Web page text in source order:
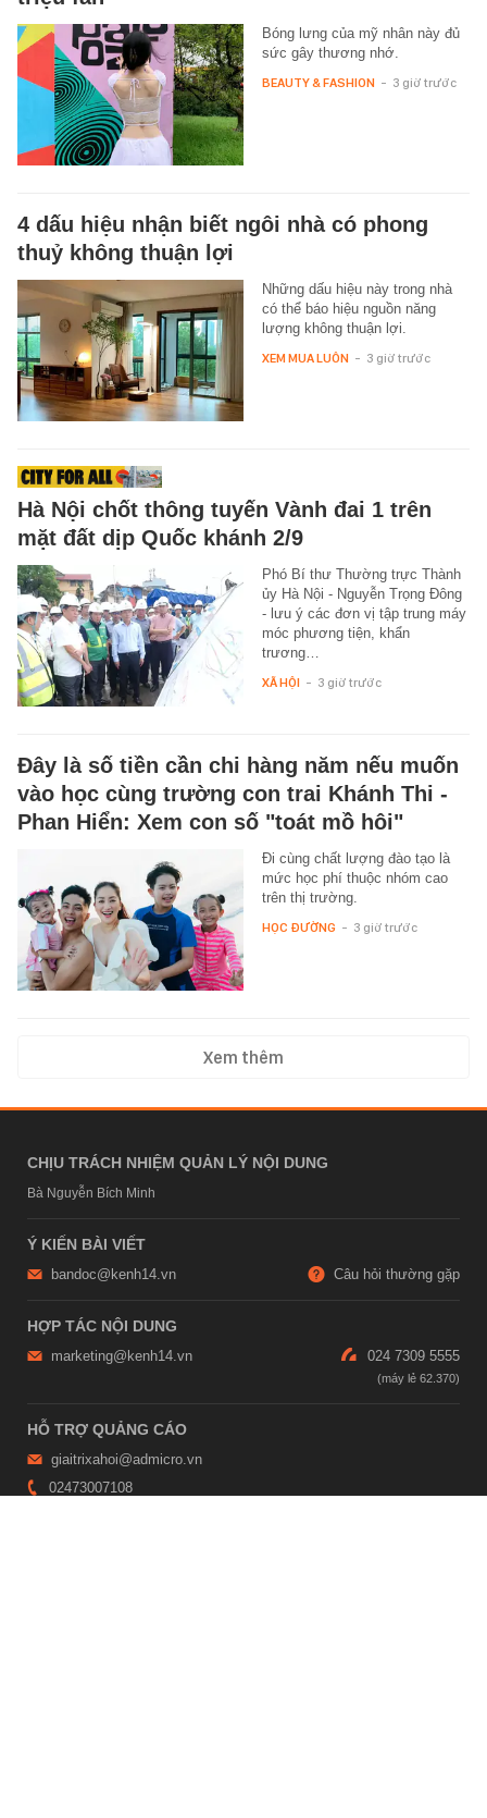
Bóng lưng của mỹ nhân này đủ
sức gây thương nhớ.
BEAUTY & FASHION - 3 giờ trước
4 dấu hiệu nhận biết ngôi nhà có phong
thuỷ không thuận lợi
Những dấu hiệu này trong nhà
có thể báo hiệu nguồn năng
lượng không thuận lợi.
XEM MUA LUÔN - 3 giờ trước
Hà Nội chốt thông tuyến Vành đai 1 trên
mặt đất dịp Quốc khánh 2/9
Phó Bí thư Thường trực Thành
ủy Hà Nội - Nguyễn Trọng Đông
- lưu ý các đơn vị tập trung máy
móc phương tiện, khẩn
trương…
XÃ HỘI - 3 giờ trước
Đây là số tiền cần chi hàng năm nếu muốn
vào học cùng trường con trai Khánh Thi -
Phan Hiển: Xem con số "toát mồ hôi"
Đi cùng chất lượng đào tạo là
mức học phí thuộc nhóm cao
trên thị trường.
HỌC ĐƯỜNG - 3 giờ trước
Xem thêm
CHỊU TRÁCH NHIỆM QUẢN LÝ NỘI DUNG
Bà Nguyễn Bích Minh
Ý KIẾN BÀI VIẾT
bandoc@kenh14.vn Câu hỏi thường gặp
HỢP TÁC NỘI DUNG
marketing@kenh14.vn 024 7309 5555
HỖ TRỢ QUẢNG CÁO
giaitrixahoi@admicro.vn
02473007108